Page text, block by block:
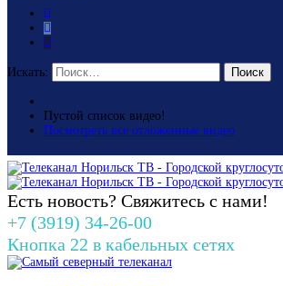
Искать: Поиск
Пустой список видео!
Посмотреть все отложенные видео
Есть новость? Свяжитесь с нами!
+7 (3919) 34-26-00
Кнопка 22 в кабельных сетях